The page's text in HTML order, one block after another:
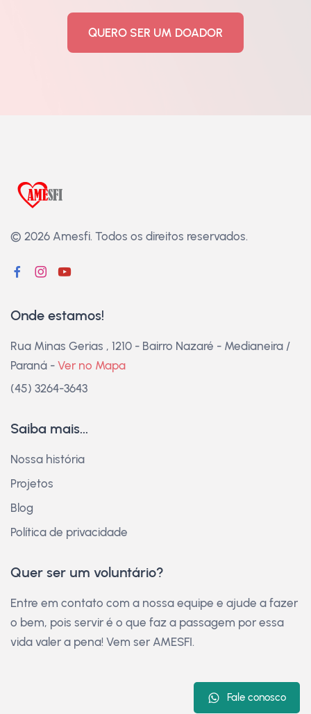
QUERO SER UM DOADOR
© 2026 Amesfi. Todos os direitos reservados.
Onde estamos!
Rua Minas Gerias , 1210 - Bairro Nazaré - Medianeira /
Paraná - Ver no Mapa
(45) 3264-3643
Saiba mais...
Nossa história
Projetos
Blog
Política de privacidade
Quer ser um voluntário?
Entre em contato com a nossa equipe e ajude a fazer
o bem, pois servir é o que faz a passagem por essa
vida valer a pena! Vem ser AMESFI.
Fale conosco